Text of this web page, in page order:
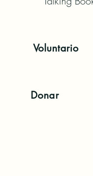
Voluntario
Donar